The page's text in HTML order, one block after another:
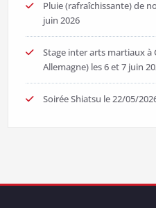
Pluie (rafraîchissante) de
juin 2026
Stage inter arts martiaux à
Allemagne) les 6 et 7 juin
Soirée Shiatsu le 22/05/